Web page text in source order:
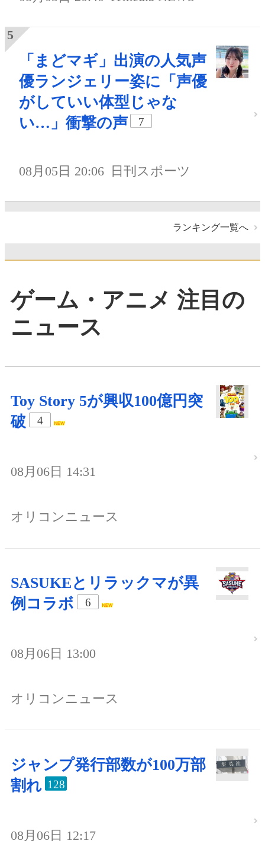
「まどマギ」出演の人気声
優ランジェリー姿に「声優
がしていい体型じゃな
い…」衝撃の声
7
08月05日 20:06 日刊スポーツ
ランキング一覧へ
ゲーム・アニメ 注目の
ニュース
Toy Story 5が興収100億円突
破
4
08月06日 14:31
オリコンニュース
SASUKEとリラックマが異
例コラボ
6
08月06日 13:00
オリコンニュース
ジャンプ発行部数が100万部
割れ 128
08月06日 12:17